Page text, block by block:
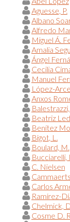
Aguesse, P.
Albano
Alfredo
Miguel Á.
Amalia
Ángel
Cecilia
Manuel
López-
Anxos
Balestrazzi,
Beatriz
Benítez
Bigot, L.
Boulard, M.
Bucciarelli,
C. Nielsen
Carlos
Ramírez-
Chelmick,
Cosme D.